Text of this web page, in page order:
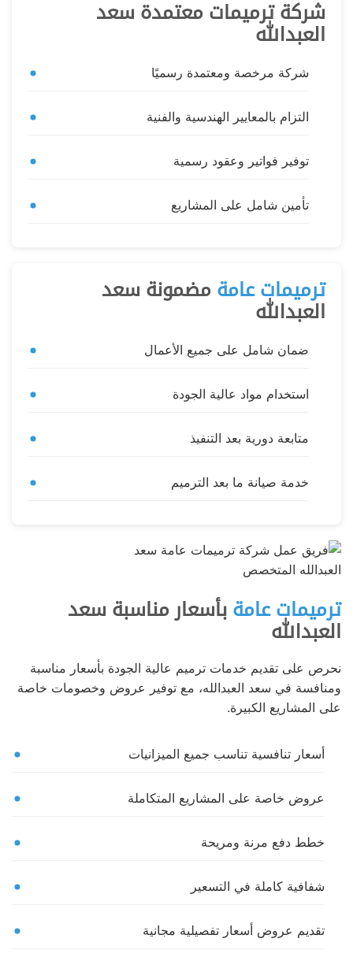
شركة ترميمات معتمدة سعد
العبدالله
شركة مرخصة ومعتمدة رسميًا
التزام بالمعايير الهندسية والفنية
توفير فواتير وعقود رسمية
تأمين شامل على المشاريع
ترميمات عامة مضمونة سعد
العبدالله
ضمان شامل على جميع الأعمال
استخدام مواد عالية الجودة
متابعة دورية بعد التنفيذ
خدمة صيانة ما بعد الترميم
ترميمات عامة بأسعار مناسبة سعد
العبدالله
نحرص على تقديم خدمات ترميم عالية الجودة بأسعار مناسبة
ومنافسة في سعد العبدالله، مع توفير عروض وخصومات خاصة
على المشاريع الكبيرة.
أسعار تنافسية تناسب جميع الميزانيات
عروض خاصة على المشاريع المتكاملة
خطط دفع مرنة ومريحة
شفافية كاملة في التسعير
تقديم عروض أسعار تفصيلية مجانية